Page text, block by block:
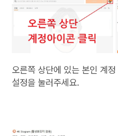
오른쪽 상단에 있는 본인 계
설정을 눌러주세요.